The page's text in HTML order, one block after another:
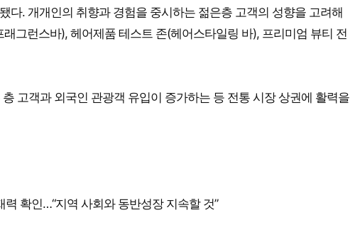
다. 개개인의 취향과 경험을 중시하는 젊은층 고객의 성향을 고려해
그런스바), 헤어제품 테스트 존(헤어스타일링 바), 프리미엄 뷰티 전
고객과 외국인 관광객 유입이 증가하는 등 전통 시장 상권에 활력을
확인…“지역 사회와 동반성장 지속할 것”